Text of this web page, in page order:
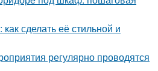
сделать её стильной и
регулярно проводятся